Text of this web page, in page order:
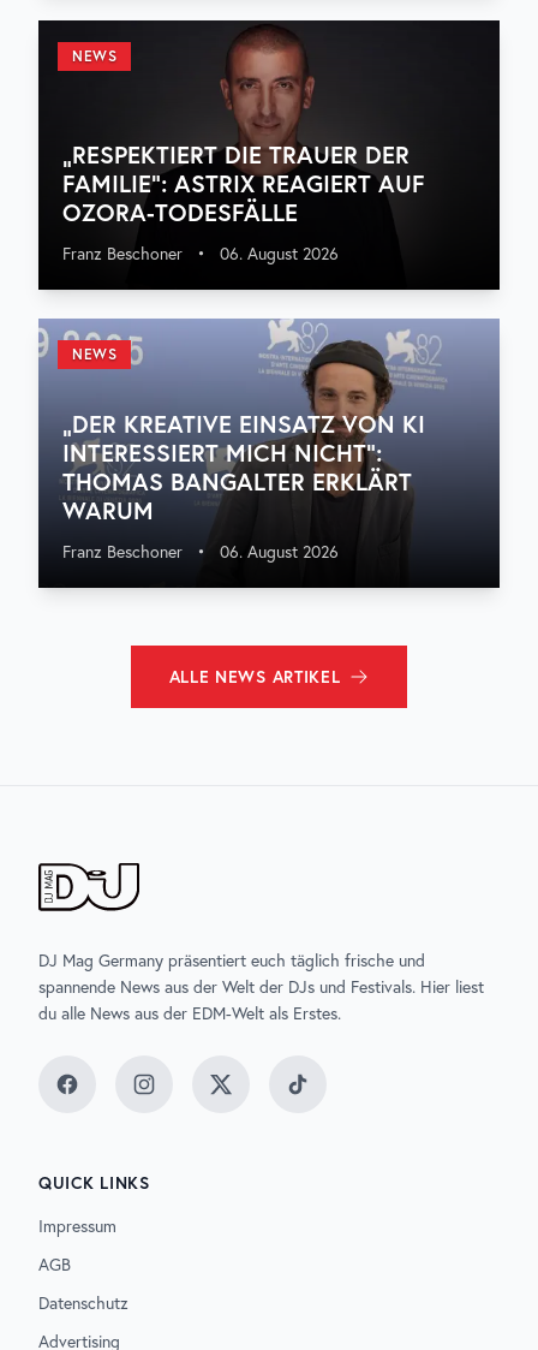
NEWS
„RESPEKTIERT DIE TRAUER DER
FAMILIE“: ASTRIX REAGIERT AUF
OZORA-TODESFÄLLE
Franz Beschoner • 06. August 2026
NEWS
„DER KREATIVE EINSATZ VON KI
INTERESSIERT MICH NICHT“:
THOMAS BANGALTER ERKLÄRT
WARUM
Franz Beschoner • 06. August 2026
ALLE NEWS ARTIKEL
DJ Mag Germany präsentiert euch täglich frische und
spannende News aus der Welt der DJs und Festivals. Hier liest
du alle News aus der EDM-Welt als Erstes.
FacebookInstagramTwitter TikTok
QUICK LINKS
Impressum
AGB
Datenschutz
Advertising